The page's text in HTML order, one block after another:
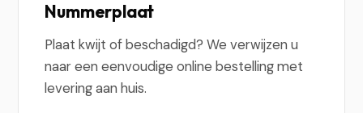
Nummerplaat
Plaat kwijt of beschadigd? We verwijzen u
naar een eenvoudige online bestelling met
levering aan huis.